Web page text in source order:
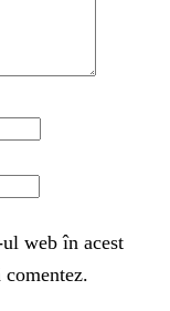
web în acest